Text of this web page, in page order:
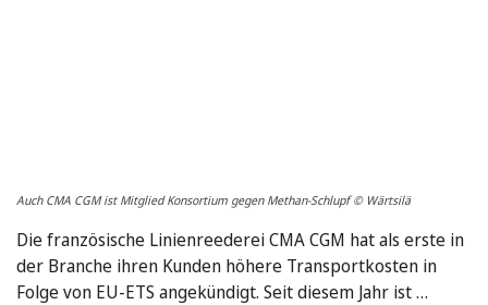
Auch CMA CGM ist Mitglied Konsortium gegen Methan-Schlupf © Wärtsilä
Die französische Linienreederei CMA CGM hat als erste in
der Branche ihren Kunden höhere Transportkosten in
Folge von EU-ETS angekündigt. Seit diesem Jahr ist …